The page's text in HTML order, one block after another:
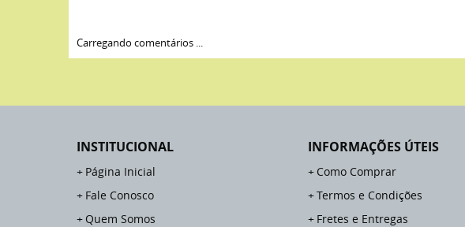
Carregando comentários ...
INSTITUCIONAL
Página Inicial
Fale Conosco
Quem Somos
INFORMAÇÕES ÚTEIS
Como Comprar
Termos e Condições
Fretes e Entregas